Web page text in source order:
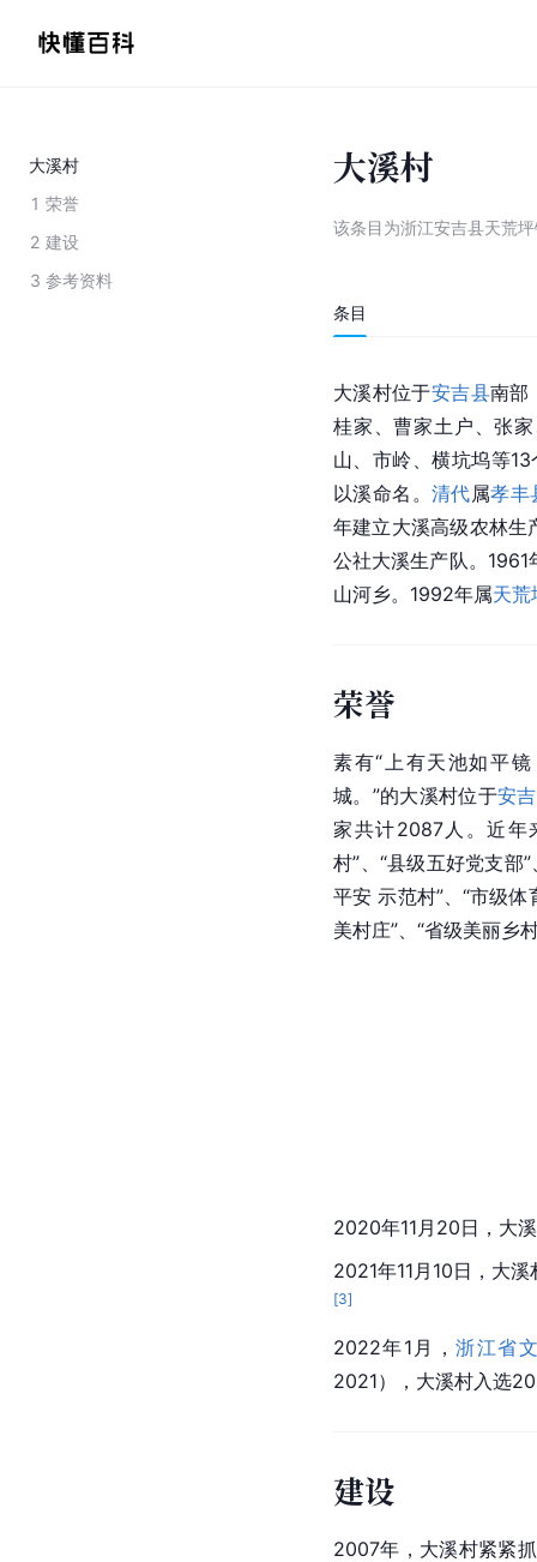
大溪村
1 荣誉
2 建设
3 参考资料
大溪村
该条目为浙江安吉县天荒
条目
大溪村位于安吉县南部
桂家、曹家土户、张
山、市岭、横坑坞等
以溪命名。 清代属孝丰
年建立大溪高级农林生
公社大溪生产队。
山河乡。1992年属天荒
荣誉
素有“上有天池如平
城。”的大溪村位于安
家共计2087人。近年
村”、“县级五好党支部
平安 示范村”、“市级体
美村庄”、“省级美丽乡
2020年11月20日，大
2021年11月10日，大
[3]
2022年1月，浙江省
2021），大溪村入选
建设
2007年，大溪村紧紧